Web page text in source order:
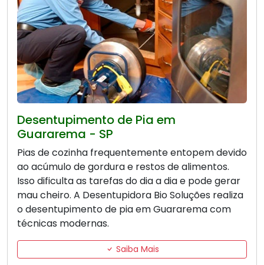
Desentupimento de Pia em
Guararema - SP
Pias de cozinha frequentemente entopem devido
ao acúmulo de gordura e restos de alimentos.
Isso dificulta as tarefas do dia a dia e pode gerar
mau cheiro. A Desentupidora Bio Soluções realiza
o desentupimento de pia em Guararema com
técnicas modernas.
Saiba Mais